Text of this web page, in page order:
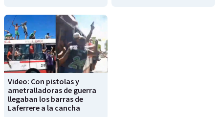
Video: Con pistolas y
ametralladoras de guerra
llegaban los barras de
Laferrere a la cancha